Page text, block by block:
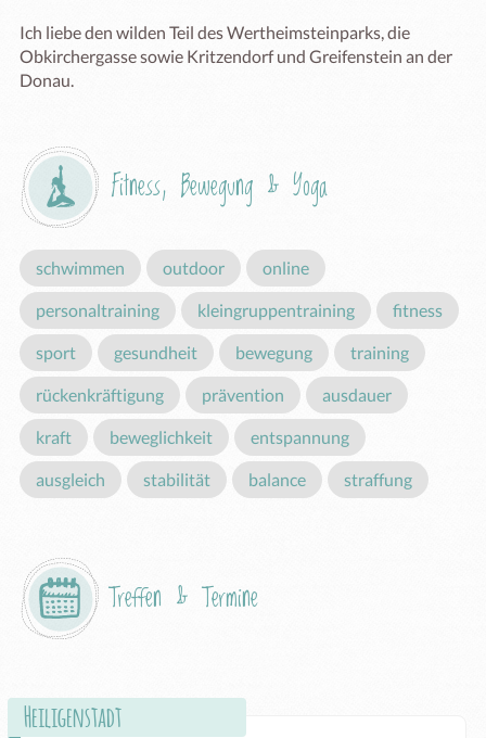
Ich liebe den wilden Teil des Wertheimsteinparks, die
Obkirchergasse sowie Kritzendorf und Greifenstein an der
Donau.
Fitness, Bewegung & Yoga
schwimmen outdoor online
personaltraining kleingruppentraining fitness
sport gesundheit bewegung training
rückenkräftigung prävention ausdauer
kraft beweglichkeit entspannung
ausgleich stabilität balance straffung
Treffen & Termine
Heiligenstadt